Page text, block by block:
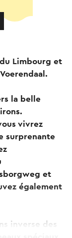
Limbourg et
la belle
vivrez
surprenante
et
également
inverse des